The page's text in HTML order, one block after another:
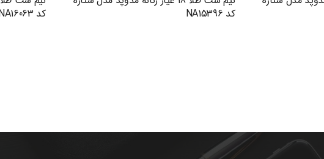
کد NA15396
کد NA16063